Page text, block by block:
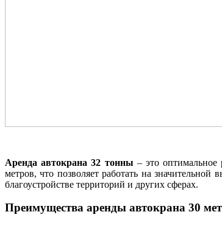
Аренда автокрана 32 тонны – это оптимальное
метров, что позволяет работать на
благоустройстве территорий и других сферах.
Преимущества аренды автокрана 30